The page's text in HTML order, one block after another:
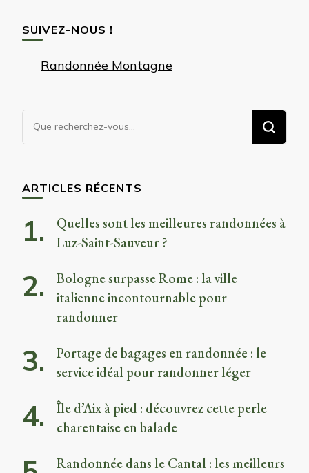
SUIVEZ-NOUS !
Randonnée Montagne
Vous
recherchiez
ARTICLES RÉCENTS
Quelles sont les meilleures randonnées à
Luz-Saint-Sauveur ?
Bologne surpasse Rome : la ville
italienne incontournable pour
randonner
Portage de bagages en randonnée : le
service idéal pour randonner léger
Île d’Aix à pied : découvrez cette perle
charentaise en balade
Randonnée dans le Cantal : les meilleurs